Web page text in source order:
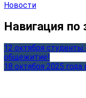
Новости
Навигация по
12 октября
общежитие!
18 октября 2025